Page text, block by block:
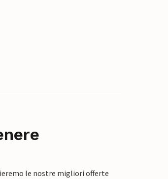
le nostre migliori offerte